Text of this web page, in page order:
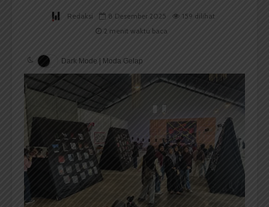
Redaksi 8 Desember 2025
159 dilihat
2 menit waktu baca
Dark Mode | Moda Gelap